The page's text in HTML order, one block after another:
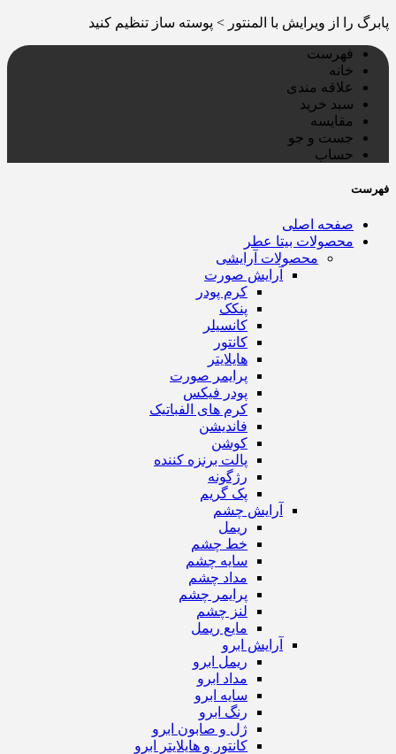
پابرگ را از ویرایش با المنتور > پوسته ساز تنظیم کنید
فهرست
خانه
علاقه مندی
سبد خرید
مقایسه
جست و جو
حساب
فهرست
صفحه اصلی
محصولات بیتا عطر
محصولات آرایشی
آرایش صورت
کرم پودر
پنکک
کانسیلر
کانتور
هایلایتر
پرایمر صورت
پودر فیکس
کرم های الفباتیک
فاندیشن
کوشن
پالت برنزه کننده
رژگونه
پک گریم
آرایش چشم
ریمل
خط چشم
سایه چشم
مداد چشم
پرایمر چشم
لنز چشم
مایع ریمل
آرایش ابرو
ریمل ابرو
مداد ابرو
سایه ابرو
رنگ ابرو
ژل و صابون ابرو
کانتور و هایلایتر ابرو